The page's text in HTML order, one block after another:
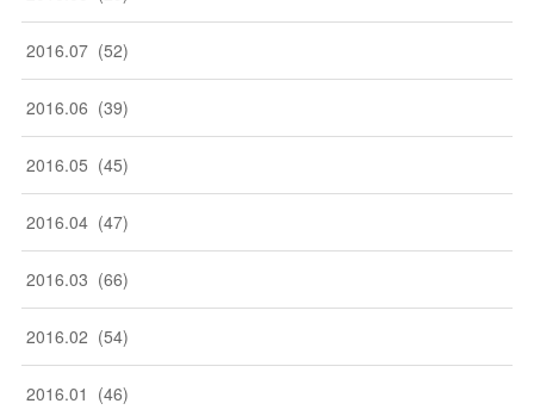
2016.07 (52)
2016.06 (39)
2016.05 (45)
2016.04 (47)
2016.03 (66)
2016.02 (54)
2016.01 (46)